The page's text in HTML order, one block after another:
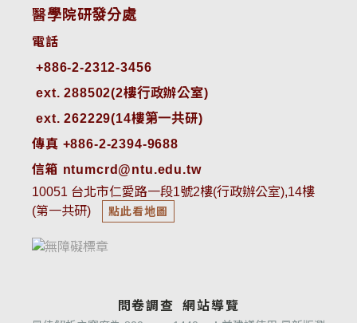
醫學院研發分處
電話
ext. 288502(2樓行政辦公室)
ext. 262229(14樓第一共研)
傳真 +886-2-2394-9688
信箱 ntumcrd@ntu.edu.tw
10051 台北市仁愛路一段1號2樓(行政辦公室),14樓
(第一共研)
點此看地圖
問卷調查 網站導覽